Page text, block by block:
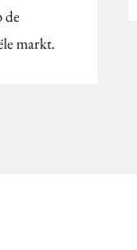
de
markt.